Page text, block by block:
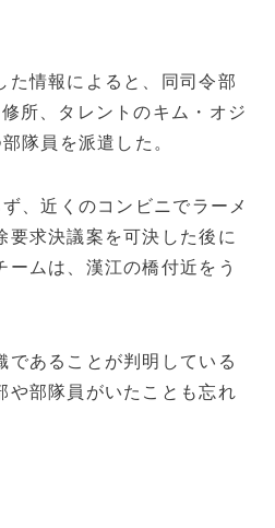
た情報によると、同司令部
所、タレントのキム・オジ
隊員を派遣した。
、近くのコンビニでラーメ
要求決議案を可決した後に
ムは、漢江の橋付近をう
であることが判明している
や部隊員がいたことも忘れ